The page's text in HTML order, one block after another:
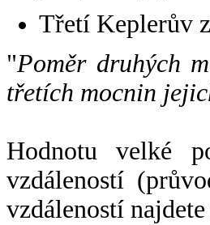
Třetí Keplerův
"Poměr druhých
třetích mocnin
Hodnotu velké
vzdáleností
vzdáleností